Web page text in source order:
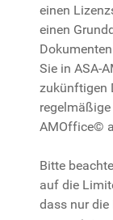
einen
einen
Sie in ASA-
zukünftigen
AMOffice©
Bitte
auf die
dass nur